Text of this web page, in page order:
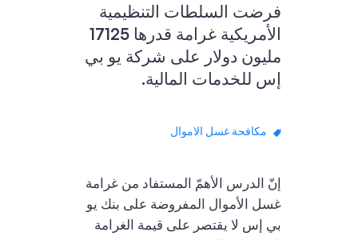
فرضت السلطات التنظيمية
الأمريكية غرامة قدرها 17125
مليون دولار على شركة يو بي
إس للخدمات المالية.
مكافحة غسل الاموال
إنّ الدرس الأهمّ المستفاد من غرامة
غسل الأموال المفروضة على بنك يو
بي إس لا يقتصر على قيمة الغرامة